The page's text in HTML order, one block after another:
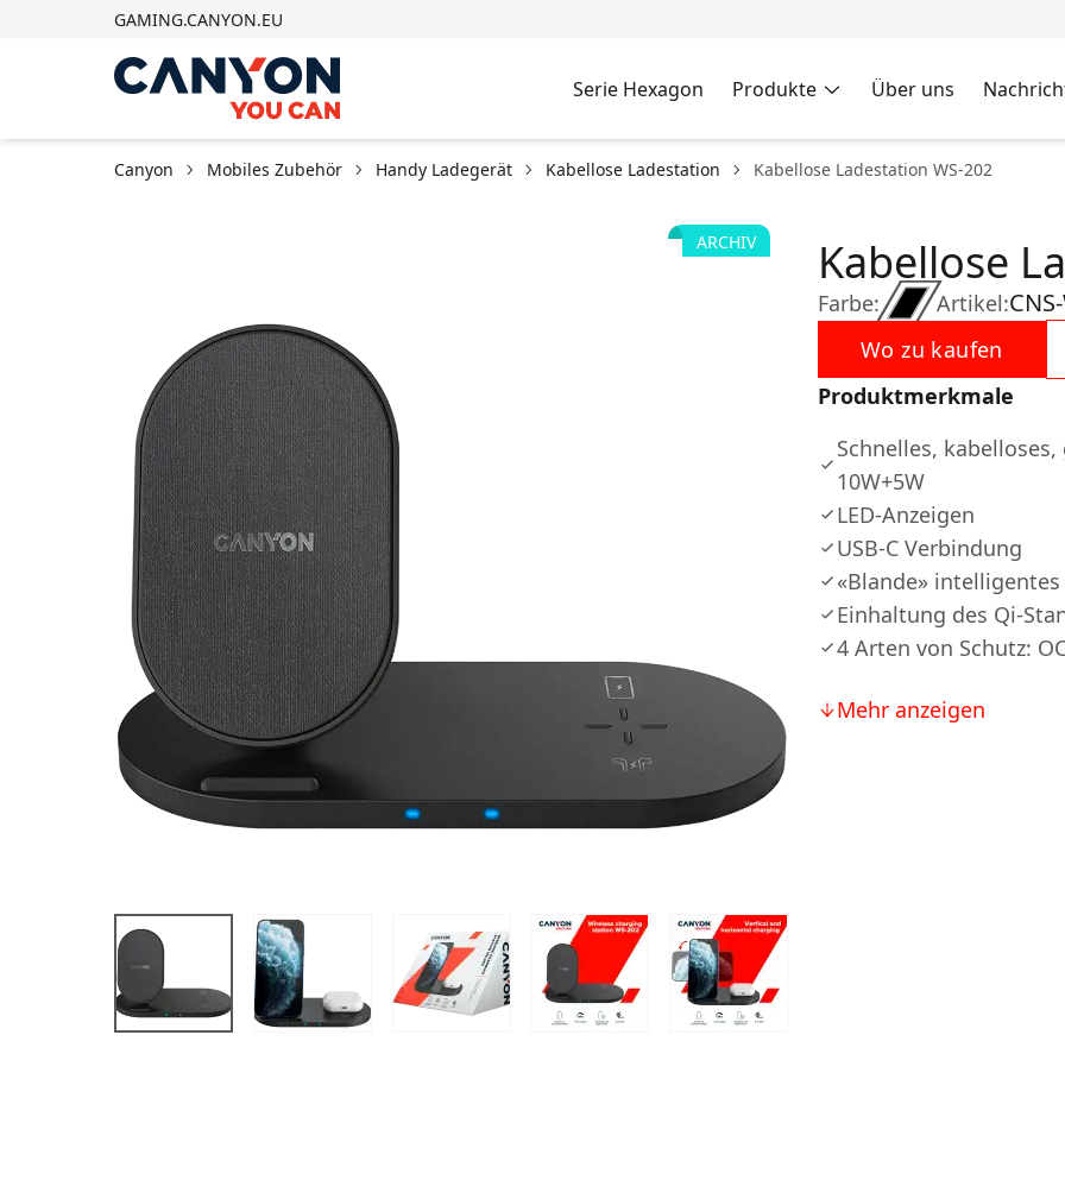
GAMING.CANYON.EU
Serie Hexagon Produkte Über uns
Canyon Mobiles Zubehör Handy Ladegerät Kabellose Ladestation Kabellose Ladestation WS-202
ARCHIV
Farbe:
Kabellose
Artikel:
Wo zu kaufen
Produktmerkmale
Schnelles,
10W+5W
LED-Anzeigen
USB-C Verbindung
«Blande» intelligentes
Einhaltung des Qi-
4 Arten von Schutz:
Mehr anzeigen